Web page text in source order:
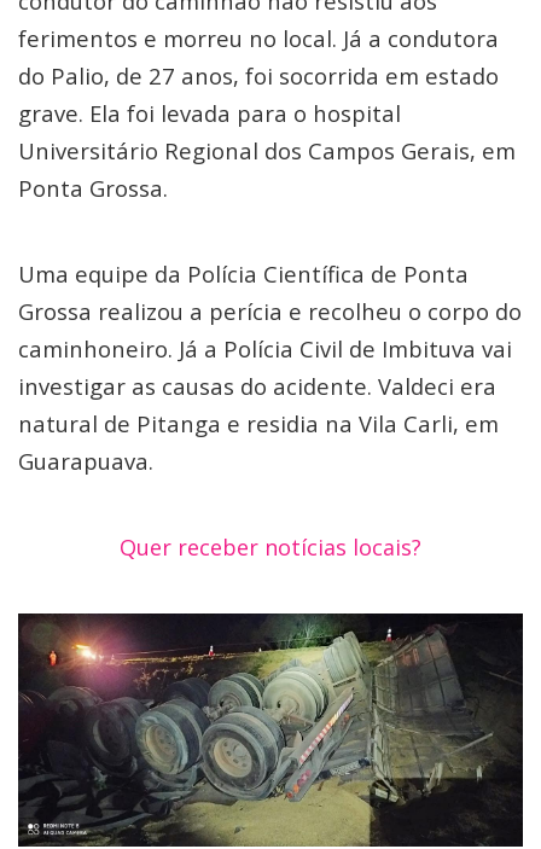
ferimentos e morreu no local. Já a condutora
do Palio, de 27 anos, foi socorrida em estado
grave. Ela foi levada para o hospital
Universitário Regional dos Campos Gerais, em
Ponta Grossa.
Uma equipe da Polícia Científica de Ponta
Grossa realizou a perícia e recolheu o corpo do
caminhoneiro. Já a Polícia Civil de Imbituva vai
investigar as causas do acidente. Valdeci era
natural de Pitanga e residia na Vila Carli, em
Guarapuava.
Quer receber notícias locais?